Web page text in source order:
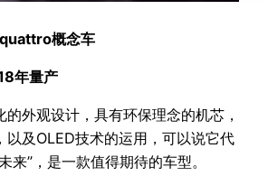
概念车
年量产
的外观设计，具有环保理念的机芯，
以及OLED技术的运用，可以说它代
来”，是一款值得期待的车型。